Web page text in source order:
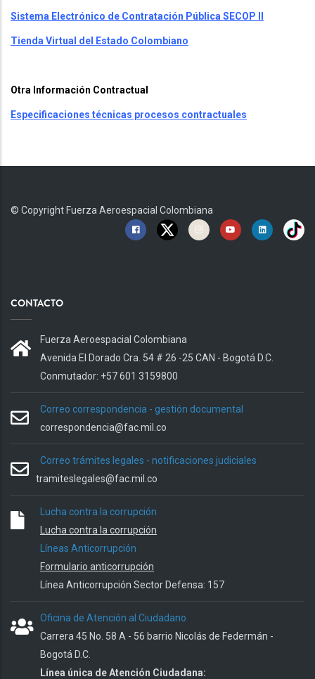
Sistema Electrónico de Contratación Pública SECOP II
Tienda Virtual del Estado Colombiano
Otra Información Contractual
Especificaciones técnicas procesos contractuales
© Copyright Fuerza Aeroespacial Colombiana
CONTACTO
Fuerza Aeroespacial Colombiana
Avenida El Dorado Cra. 54 # 26 -25 CAN - Bogotá D.C.
Conmutador: +57 601 3159800
Correo correspondencia - gestión documental
correspondencia@fac.mil.co
Correo trámites legales - notificaciones judiciales
tramiteslegales@fac.mil.co
Lucha contra la corrupción
Lucha contra la corrupción
Líneas Anticorrupción
Formulario anticorrupción
Línea Anticorrupción Sector Defensa: 157
Oficina de Atención al Ciudadano
Carrera 45 No. 58 A - 56 barrio Nicolás de Federmán -
Bogotá D.C.
Línea única de Atención Ciudadana: